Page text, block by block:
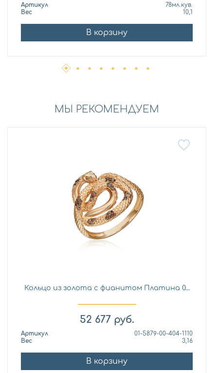
Артикул
78мл.кув.
Вес
10,1
В корзину
МЫ РЕКОМЕНДУЕМ
Кольцо из золота с фианитом Платина 0...
52 677 руб.
Артикул
01-5879-00-404-1110
Вес
3,16
В корзину